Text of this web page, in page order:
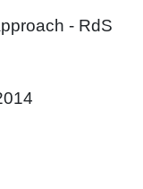
- RdS